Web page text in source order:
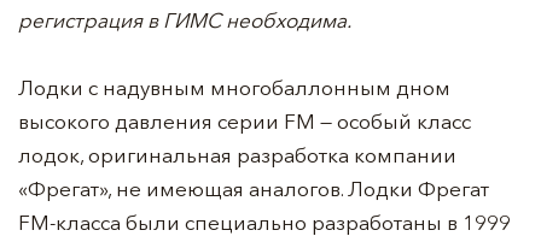
регистрация в ГИМС необходима.
Лодки с надувным многобаллонным дном
высокого давления серии FM — особый класс
лодок, оригинальная разработка компании
«Фрегат», не имеющая аналогов. Лодки Фрегат
FM-класса были специально разработаны в 1999